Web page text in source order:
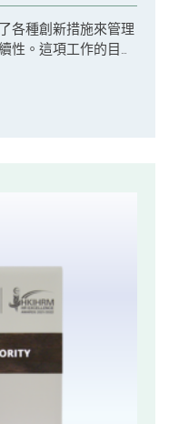
各種創新措施來管理
性。這項工作的目的
新冠肺炎大流行期間